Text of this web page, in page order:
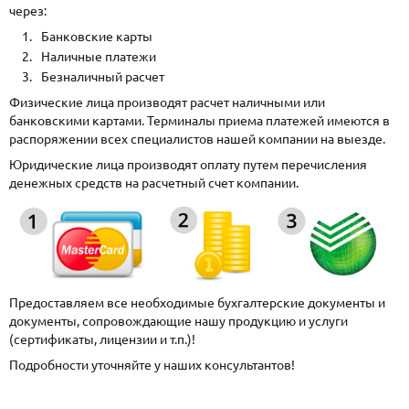
через:
Банковские карты
Наличные платежи
Безналичный расчет
Физические лица производят расчет наличными или
банковскими картами. Терминалы приема платежей имеются в
распоряжении всех специалистов нашей компании на выезде.
Юридические лица производят оплату путем перечисления
денежных средств на расчетный счет компании.
Предоставляем все необходимые бухгалтерские документы и
документы, сопровождающие нашу продукцию и услуги
(сертификаты, лицензии и т.п.)!
Подробности уточняйте у наших консультантов!